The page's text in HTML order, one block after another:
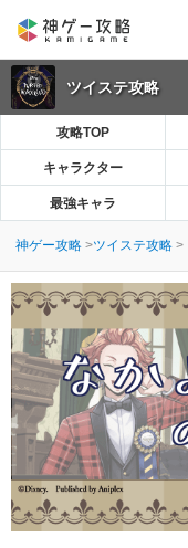
ツイステ攻略
攻略TOP
キャラクター
最強キャラ
神ゲー攻略 ツイステ攻略